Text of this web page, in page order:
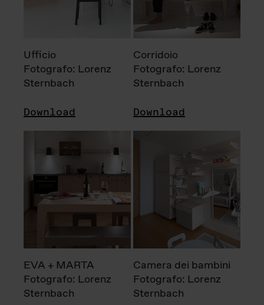
Ufficio
Fotografo: Lorenz
Sternbach
Download
Corridoio
Fotografo: Lorenz
Sternbach
Download
EVA + MARTA
Fotografo: Lorenz
Sternbach
Camera dei bambini
Fotografo: Lorenz
Sternbach